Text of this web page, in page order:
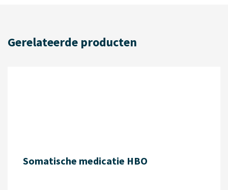
Gerelateerde producten
Somatische medicatie HBO